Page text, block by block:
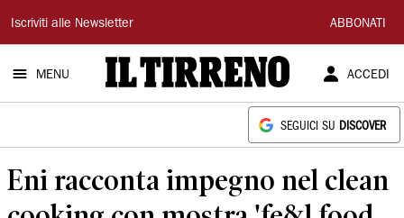
Il
Tirreno
Iscriviti alle Newsletter ABBONATI
MENU ACCEDI
SEGUICI SU DISCOVER
Eni racconta impegno nel clean